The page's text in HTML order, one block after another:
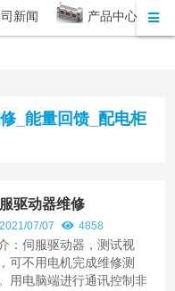
新闻 产品中心
_能量回馈_配电柜
驱动器维修
2021/07/07 4858
：伺服驱动器，测试视
可不用电机完成维修测
用电脑端进行通讯控制非